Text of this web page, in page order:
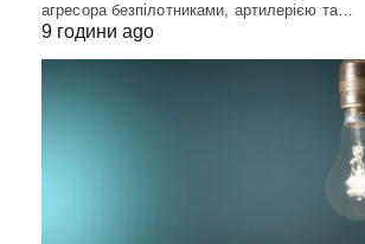
агресора безпілотниками, артилерією та…
9 години ago